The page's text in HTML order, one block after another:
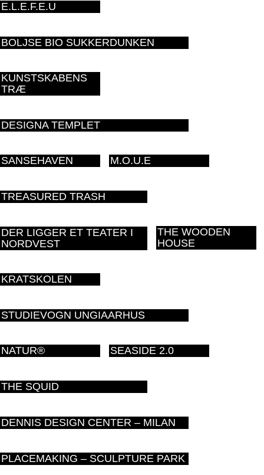
E.L.E.F.E.U
BOLJSE BIO SUKKERDUNKEN
KUNSTSKABENS
TRÆ
DESIGNA TEMPLET
SANSEHAVEN M.O.U.E
TREASURED TRASH
DER LIGGER ET TEATER I
NORDVEST
THE WOODEN
HOUSE
KRATSKOLEN
STUDIEVOGN UNGIAARHUS
NATUR® SEASIDE 2.0
THE SQUID
DENNIS DESIGN CENTER – MILAN
PLACEMAKING – SCULPTURE PARK